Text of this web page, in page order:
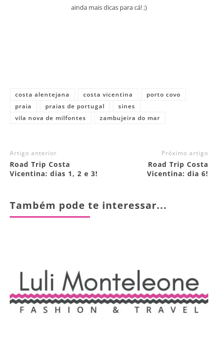
ainda mais dicas para cá! ;)
costa alentejana costa vicentina
porto covo
praia
praias de portugal
sines
vila nova de milfontes
zambujeira do mar
Artigo anterior
Road Trip Costa
Vicentina: dias 1, 2 e 3!
Próximo artigo
Road Trip Costa
Vicentina: dia 6!
Também pode te interessar...